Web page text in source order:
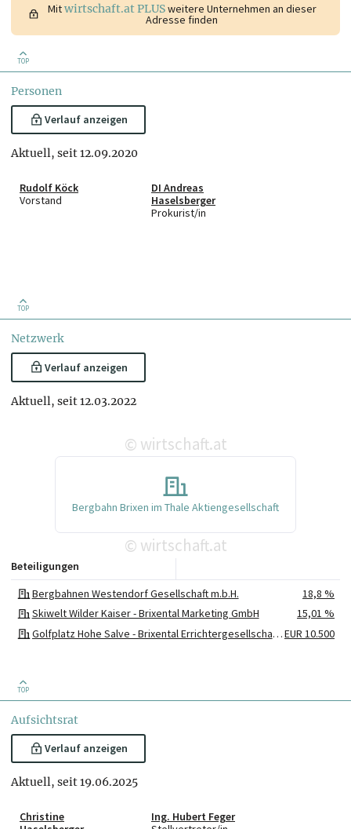
Mitwirtschaft.at PLUSweitere Unternehmen an dieser
Adresse finden
TOP
Personen
Verlauf anzeigen
Aktuell, seit 12.09.2020
Rudolf Köck
Vorstand
DI Andreas
Haselsberger
Prokurist/in
TOP
Netzwerk
Verlauf anzeigen
Aktuell, seit 12.03.2022
© wirtschaft.at
Bergbahn Brixen im Thale Aktiengesellschaft
© wirtschaft.at
Bergbahnen Westendorf Gesellschaft m.b.H.
18,8 %
Skiwelt Wilder Kaiser - Brixental Marketing GmbH
15,01 %
Golfplatz Hohe Salve - Brixental Errichtergesellschaft m.b.H. & Co KGEUR 10.500
Beteiligungen
TOP
Aufsichtsrat
Verlauf anzeigen
Aktuell, seit 19.06.2025
Christine
Ing. Hubert Feger